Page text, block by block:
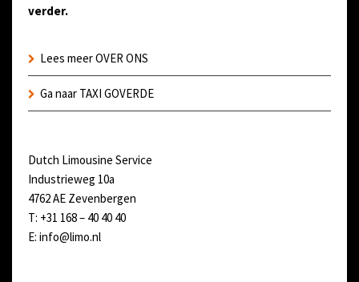
verder.
Lees meer OVER ONS
Ga naar TAXI GOVERDE
Dutch Limousine Service
Industrieweg 10a
4762 AE Zevenbergen
T: +31 168 – 40 40 40
E: info@limo.nl